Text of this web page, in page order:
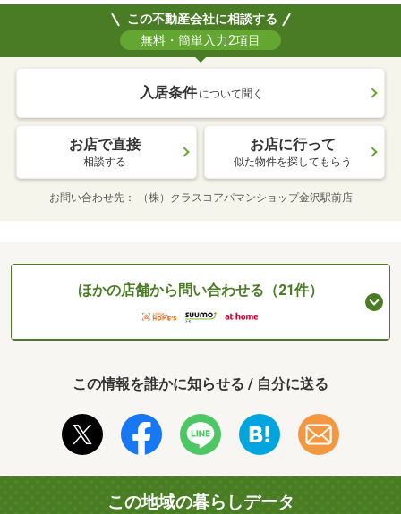
この不動産会社に相談する
無料・簡単入力2項目
入居条件 について聞く
お店で直接
相談する
お店に行って
似た物件を探してもらう
お問い合わせ先 （株）クラスコアパマンショップ金沢駅前店
ほかの店舗から問い合わせる（21件）
この情報を誰かに知らせる / 自分に送る
この地域の暮らしデータ